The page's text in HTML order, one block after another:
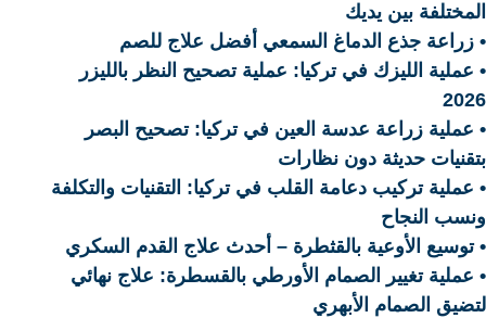
المختلفة بين يديك
• زراعة جذع الدماغ السمعي أفضل علاج للصم
• عملية الليزك في تركيا: عملية تصحيح النظر بالليزر
2026
• عملية زراعة عدسة العين في تركيا: تصحيح البصر
بتقنيات حديثة دون نظارات
• عملية تركيب دعامة القلب في تركيا: التقنيات والتكلفة
ونسب النجاح
• توسيع الأوعية بالقثطرة – أحدث علاج القدم السكري
• عملية تغيير الصمام الأورطي بالقسطرة: علاج نهائي
لتضيق الصمام الأبهري